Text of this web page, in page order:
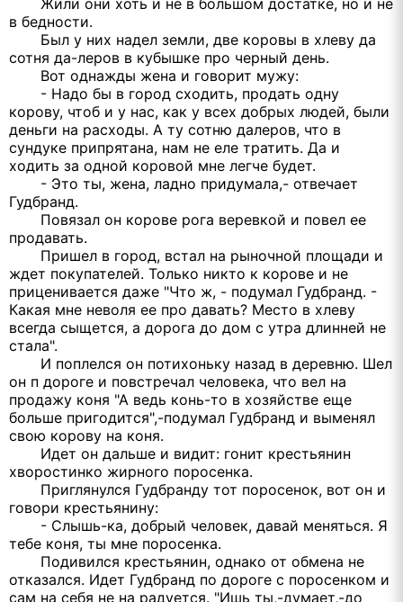
Жили они хоть и не в большом достатке, но и не
в бедности.
Был у них надел земли, две коровы в хлеву да
сотня да-леров в кубышке про черный день.
Вот однажды жена и говорит мужу:
- Надо бы в город сходить, продать одну
корову, чтоб и у нас, как у всех добрых людей, были
деньги на расходы. А ту сотню далеров, что в
сундуке припрятана, нам не еле тратить. Да и
ходить за одной коровой мне легче будет.
- Это ты, жена, ладно придумала,- отвечает
Гудбранд.
Повязал он корове рога веревкой и повел ее
продавать.
Пришел в город, встал на рыночной площади и
ждет покупателей. Только никто к корове и не
приценивается даже "Что ж, - подумал Гудбранд. -
Какая мне неволя ее про давать? Место в хлеву
всегда сыщется, а дорога до дом с утра длинней не
стала".
И поплелся он потихоньку назад в деревню. Шел
он п дороге и повстречал человека, что вел на
продажу коня "А ведь конь-то в хозяйстве еще
больше пригодится",-подумал Гудбранд и выменял
свою корову на коня.
Идет он дальше и видит: гонит крестьянин
хворостинко жирного поросенка.
Приглянулся Гудбранду тот поросенок, вот он и
говори крестьянину:
- Слышь-ка, добрый человек, давай меняться. Я
тебе коня, ты мне поросенка.
Подивился крестьянин, однако от обмена не
отказался. Идет Гудбранд по дороге с поросенком и
сам на себя не на радуется. "Ишь ты,-думает,-до